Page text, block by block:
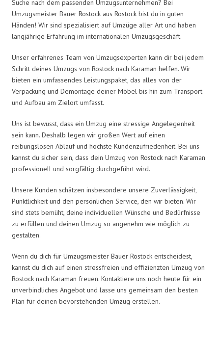
Suche nach dem passenden Umzugsunternehmen? Bei
Umzugsmeister Bauer Rostock aus Rostock bist du in guten
Händen! Wir sind spezialisiert auf Umzüge aller Art und haben
langjährige Erfahrung im internationalen Umzugsgeschäft.
Unser erfahrenes Team von Umzugsexperten kann dir bei jedem
Schritt deines Umzugs von Rostock nach Karaman helfen. Wir
bieten ein umfassendes Leistungspaket, das alles von der
Verpackung und Demontage deiner Möbel bis hin zum Transport
und Aufbau am Zielort umfasst.
Uns ist bewusst, dass ein Umzug eine stressige Angelegenheit
sein kann. Deshalb legen wir großen Wert auf einen
reibungslosen Ablauf und höchste Kundenzufriedenheit. Bei uns
kannst du sicher sein, dass dein Umzug von Rostock nach Karaman
professionell und sorgfältig durchgeführt wird.
Unsere Kunden schätzen insbesondere unsere Zuverlässigkeit,
Pünktlichkeit und den persönlichen Service, den wir bieten. Wir
sind stets bemüht, deine individuellen Wünsche und Bedürfnisse
zu erfüllen und deinen Umzug so angenehm wie möglich zu
gestalten.
Wenn du dich für Umzugsmeister Bauer Rostock entscheidest,
kannst du dich auf einen stressfreien und effizienzten Umzug von
Rostock nach Karaman freuen. Kontaktiere uns noch heute für ein
unverbindliches Angebot und lasse uns gemeinsam den besten
Plan für deinen bevorstehenden Umzug erstellen.